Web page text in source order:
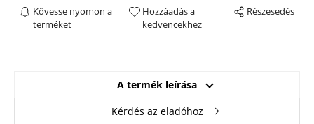
Kövesse nyomon a
terméket
Hozzáadás a
kedvencekhez
Részesedés
A termék leírása
Kérdés az eladóhoz